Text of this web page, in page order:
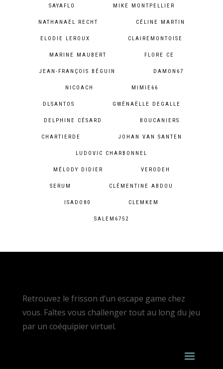
SAYAFLO MIKE MONTPELLIER
NATHANAËL RECHT CÉLINE MARTIN
ELODIE LEROUX CLAIREMONTOISE
MARINE MAUBERT FLORE CE
JEAN-FRANÇOIS BÉGUIN DAMON67
NICOACH MIMIE66
DLSANTOS GWÉNAËLLE DEGALLE
DELPHINE CÉSARD BOUCANIERS
CHARTIERDE JOHAN VAN SANTEN
LUDOVIC CHARBONNEL
MÉLODY DIDIER VERODEH
SERUM CLÉMENTINE ABDOU
ISADO80 CLEMKEM
SALEM6752
Retrouvez le frisson d’un escape game chez
vous. Faîtes vous challenger tout au long du jeu
par un coéquipier virtuel.